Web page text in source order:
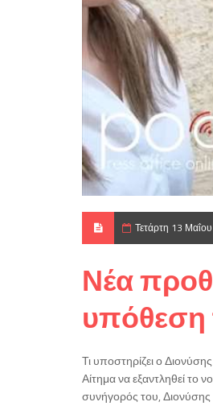
Τετάρτη 13
Νέα
υπόθεση
Τι υποστηρίζει ο
Αίτημα να εξαντληθεί το
συνήγορός του,